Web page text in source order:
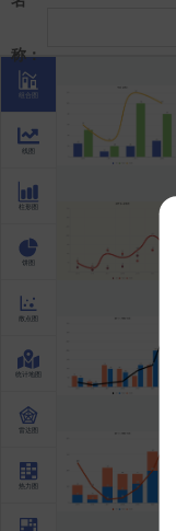
称：
组合图
线图
柱形图
饼图
散点图
统计地图
雷达图
热力图